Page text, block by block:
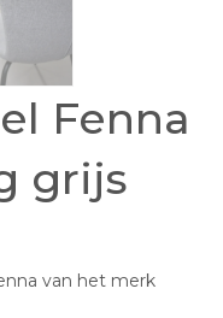
Fenna
grijs
van het merk